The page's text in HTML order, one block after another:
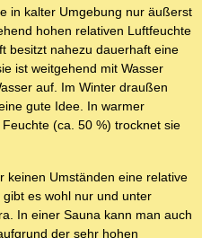
in kalter Umgebung nur äußerst
hohen relativen Luftfeuchte
besitzt nahezu dauerhaft eine
ist weitgehend mit Wasser
auf. Im Winter draußen
gute Idee. In warmer
(ca. 50 %) trocknet sie
keinen Umständen eine relative
es wohl nur und unter
In einer Sauna kann man auch
der sehr hohen